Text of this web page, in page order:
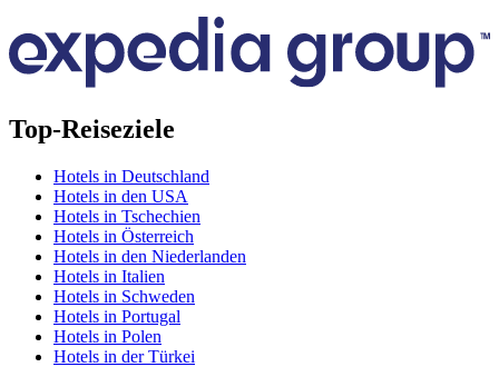
Top-Reiseziele
Hotels in Deutschland
Hotels in den USA
Hotels in Tschechien
Hotels in Österreich
Hotels in den Niederlanden
Hotels in Italien
Hotels in Schweden
Hotels in Portugal
Hotels in Polen
Hotels in der Türkei